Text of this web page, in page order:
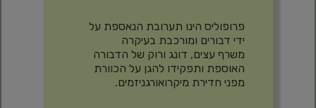
פרופוליס הינו תערובת הנאספת על
ידי דבורים ומורכבת בעיקרה
משרף עצים, דונג ורוק של הדבורה
האוספת ותפקידו להגן על הכוורת
מפני חדירת מיקרואורגניזמים.